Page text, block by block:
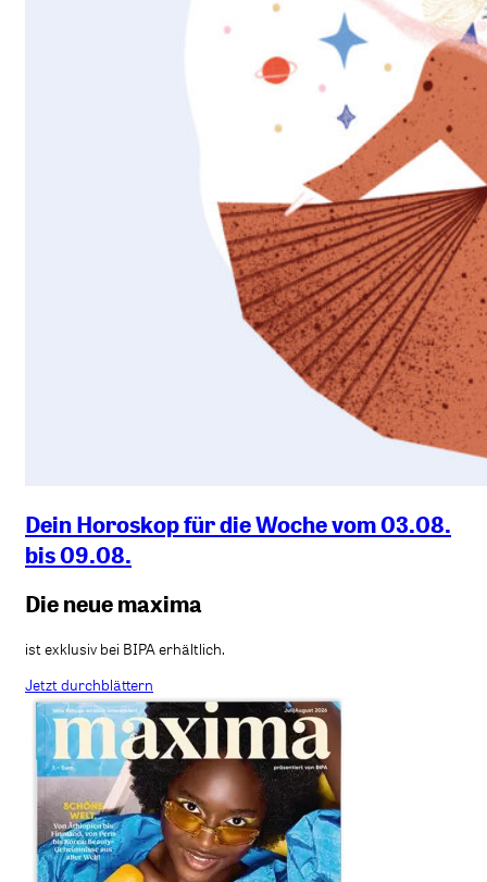
Dein Horoskop für die Woche vom 03.08.
bis 09.08.
Die neue maxima
ist exklusiv bei BIPA erhältlich.
Jetzt durchblättern